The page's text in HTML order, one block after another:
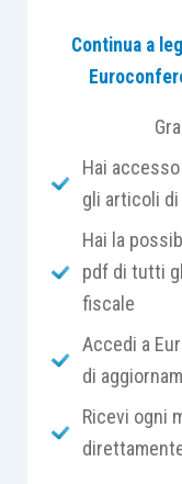
ristretta
creazione di
ricorso al
Ove si
PMI italiane
emerge ancora
Continua a
Hai
gli articoli di
Hai la
pdf di tutti
fiscale
Accedi a
di
Ricevi ogni